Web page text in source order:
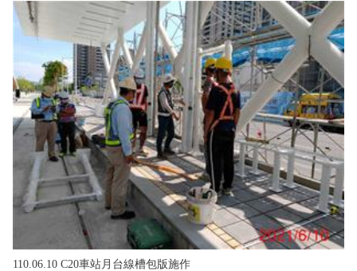
110.06.10 C20車站月台線槽包版施作